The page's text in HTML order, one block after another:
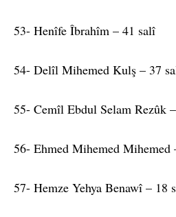
53- Henîfe Îbrahîm – 41 salî
54- Delîl Mihemed Kulş – 37
55- Cemîl Ebdul Selam Rezûk
56- Ehmed Mihemed Mihemed
57- Hemze Yehya Benawî – 18